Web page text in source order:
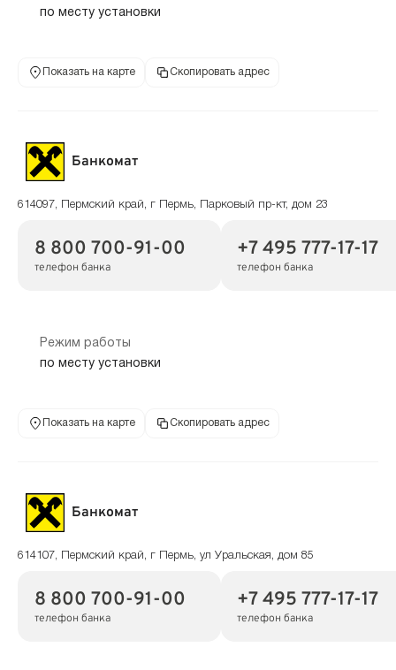
по месту установки
Показать на карте Скопировать адрес
Банкомат
614097, Пермский край, г Пермь, Парковый пр-кт, дом 23
8 800 700-91-00
телефон банка
+7 495 777-17-17
телефон банка
Режим работы
по месту установки
Показать на карте Скопировать адрес
Банкомат
614107, Пермский край, г Пермь, ул Уральская, дом 85
8 800 700-91-00
телефон банка
+7 495 777-17-17
телефон банка